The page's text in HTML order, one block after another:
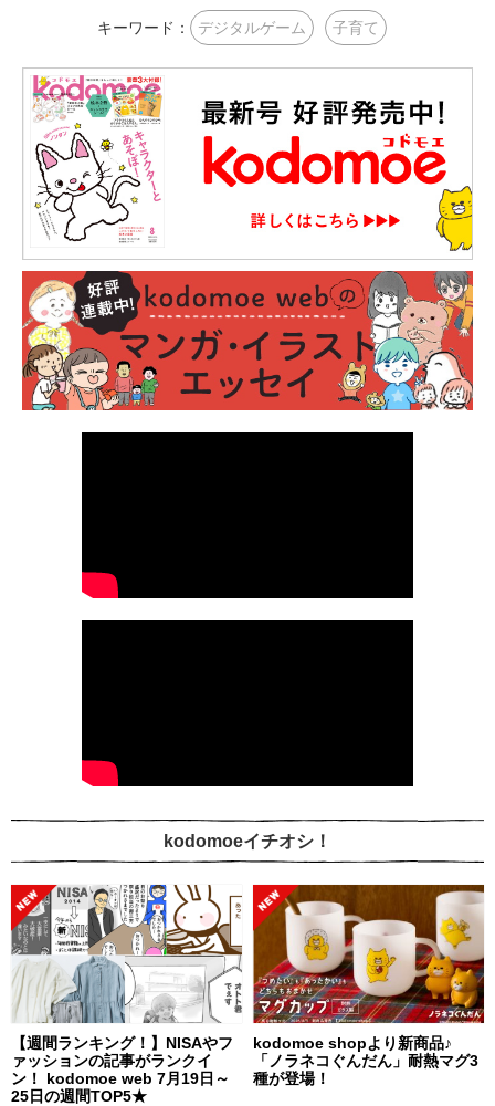
キーワード： デジタルゲーム 子育て
kodomoeイチオシ！
【週間ランキング！】NISAやフ
ァッションの記事がランクイ
ン！ kodomoe web 7月19日～
25日の週間TOP5★
kodomoe shopより新商品♪
「ノラネコぐんだん」耐熱マグ3
種が登場！